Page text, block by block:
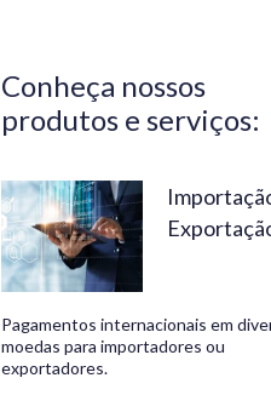
e
são
Bank,
Conheça nossos
produtos e serviços:
Pagamentos internacionais em
moedas para importadores ou
exportadores.